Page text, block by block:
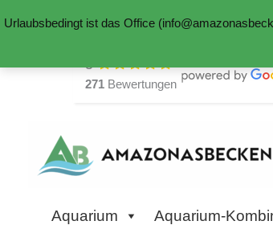
Urlaubsbedingt ist das Office
5
271 Bewertungen
Aquarium Aquarium-